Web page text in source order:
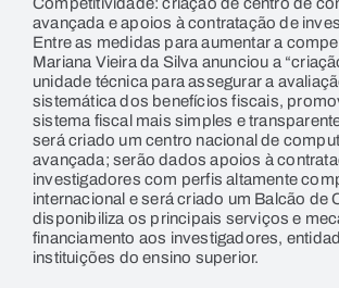
avançada e apoios à contratação de
Entre as medidas para aumentar a
Mariana Vieira da Silva anunciou a
unidade técnica para assegurar a
sistemática dos benefícios fiscais,
sistema fiscal mais simples e
será criado um centro nacional de
avançada; serão dados apoios à
investigadores com perfis altamente
internacional e será criado um Balcão de
disponibiliza os principais serviços e
financiamento aos investigadores,
instituições do ensino superior.